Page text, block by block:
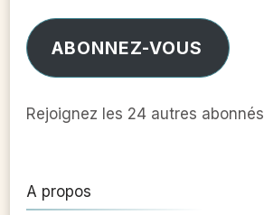
mail
ABONNEZ-VOUS
Rejoignez les 24 autres abonnés
A propos